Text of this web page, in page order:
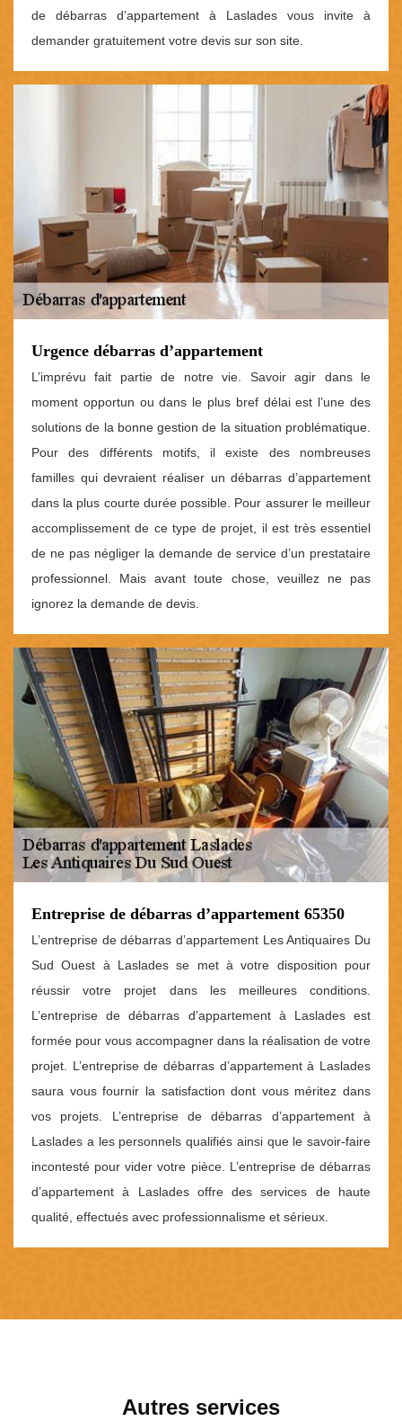
de débarras d’appartement à Laslades vous invite à
demander gratuitement votre devis sur son site.
Urgence débarras d’appartement
L’imprévu fait partie de notre vie. Savoir agir dans le
moment opportun ou dans le plus bref délai est l’une des
solutions de la bonne gestion de la situation problématique.
Pour des différents motifs, il existe des nombreuses
familles qui devraient réaliser un débarras d’appartement
dans la plus courte durée possible. Pour assurer le meilleur
accomplissement de ce type de projet, il est très essentiel
de ne pas négliger la demande de service d’un prestataire
professionnel. Mais avant toute chose, veuillez ne pas
ignorez la demande de devis.
Entreprise de débarras d’appartement 65350
L’entreprise de débarras d’appartement Les Antiquaires Du
Sud Ouest à Laslades se met à votre disposition pour
réussir votre projet dans les meilleures conditions.
L’entreprise de débarras d’appartement à Laslades est
formée pour vous accompagner dans la réalisation de votre
projet. L’entreprise de débarras d’appartement à Laslades
saura vous fournir la satisfaction dont vous méritez dans
vos projets. L’entreprise de débarras d’appartement à
Laslades a les personnels qualifiés ainsi que le savoir-faire
incontesté pour vider votre pièce. L’entreprise de débarras
d’appartement à Laslades offre des services de haute
qualité, effectués avec professionnalisme et sérieux.
Autres services